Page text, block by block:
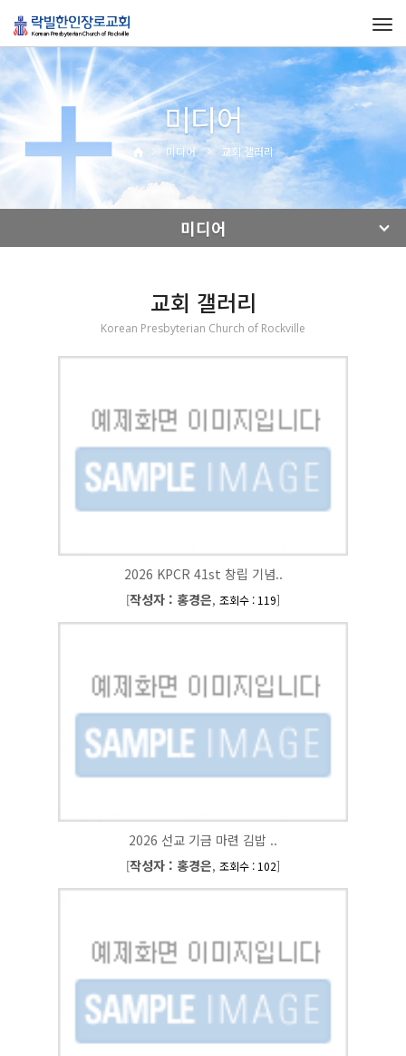
미디어
미디어 교회 갤러리
미디어
교회 갤러리
Korean Presbyterian Church of Rockville
2026 KPCR 41st 창립 기념..
[작성자 : 홍경은, 조회수 : 119]
2026 선교 기금 마련 김밥 ..
[작성자 : 홍경은, 조회수 : 102]